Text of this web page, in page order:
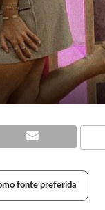
fonte preferida